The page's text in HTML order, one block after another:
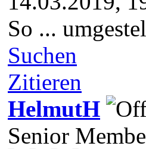
So ...
Suchen
Zitieren
HelmutH
Senior